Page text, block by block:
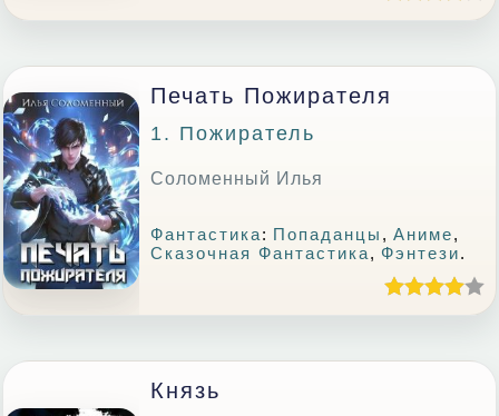
Печать Пожирателя
1. Пожиратель
Соломенный Илья
Фантастика: Попаданцы ,Аниме,
Сказочная Фантастика, Фэнтези.
Князь